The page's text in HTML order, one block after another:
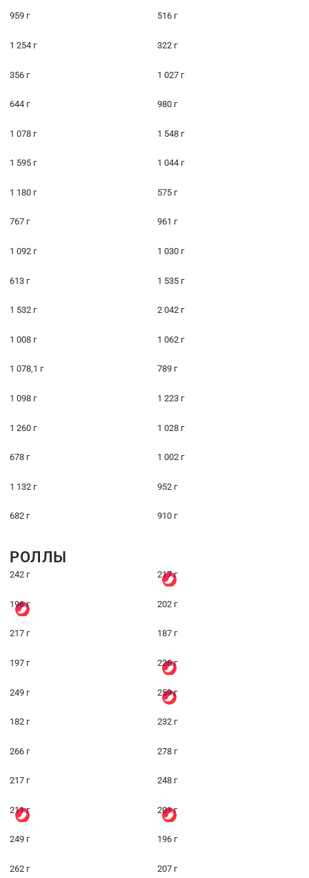
959 г 516 г
1 254 г 322 г
356 г 1 027 г
644 г 980 г
1 078 г 1 548 г
1 595 г 1 044 г
1 180 г 575 г
767 г 961 г
1 092 г 1 030 г
613 г 1 535 г
1 532 г 2 042 г
1 008 г 1 062 г
1 078,1 г 789 г
1 098 г 1 223 г
1 260 г 1 028 г
678 г 1 002 г
1 132 г 952 г
682 г 910 г
РОЛЛЫ
242 г 217 г
196 г 202 г
217 г 187 г
197 г 226 г
249 г 259 г
182 г 232 г
266 г 278 г
217 г 248 г
211 г 201 г
249 г 196 г
262 г 207 г